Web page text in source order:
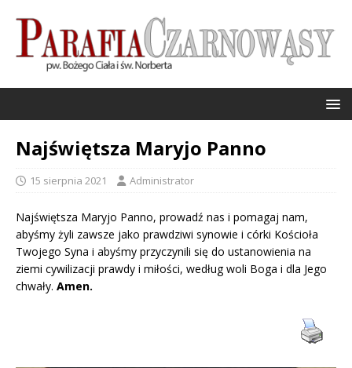
Najświętsza Maryjo Panno
15 sierpnia 2021 Administrator
Najświętsza Maryjo Panno, prowadź nas i pomagaj nam,
abyśmy żyli zawsze jako prawdziwi synowie i córki Kościoła
Twojego Syna i abyśmy przyczynili się do ustanowienia na
ziemi cywilizacji prawdy i miłości, według woli Boga i dla Jego
chwały. Amen.